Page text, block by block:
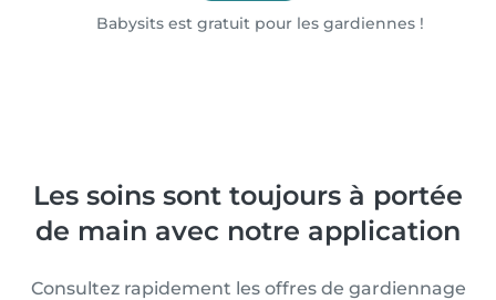
Babysits est gratuit pour les gardiennes !
Les soins sont toujours à portée
de main avec notre application
Consultez rapidement les offres de gardiennage